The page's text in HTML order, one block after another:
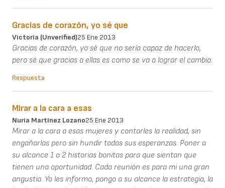
Gracias de corazón, yo sé que
Victoria (unverified)25 Ene 2013
Gracias de corazón, yo sé que no sería capaz de hacerlo,
pero sé que gracias a ellas es como se va a lograr el cambio.
Respuesta
Mirar a la cara a esas
Nuria Martínez Lozano25 Ene 2013
Mirar a la cara a esas mujeres y contarles la realidad, sin
engañarlas pero sin hundir todas sus esperanzas. Poner a
su alcance 1 o 2 historias bonitas para que sientan que
tienen una oportunidad. Cada reunión es para mi una gran
angustia. Yo les informo, pongo a su alcance la estrategia, la